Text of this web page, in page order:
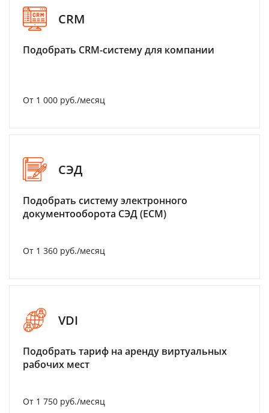
CRM
Подобрать CRM-систему для компании
От 1 000 руб./месяц
СЭД
Подобрать систему электронного
документооборота СЭД (ECM)
От 1 360 руб./месяц
VDI
Подобрать тариф на аренду виртуальных
рабочих мест
От 1 750 руб./месяц